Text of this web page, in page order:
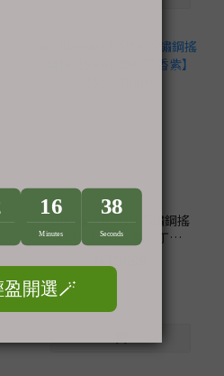
Blender Bottle不鏽鋼搖
搖杯【Sleek 夢幻丁香
NT$999